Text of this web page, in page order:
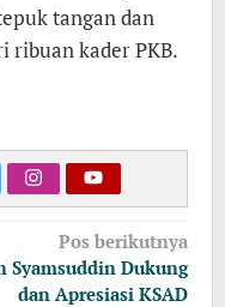
tangan dan
ribuan kader PKB.
Pos berikutnya
Syamsuddin Dukung
dan Apresiasi KSAD